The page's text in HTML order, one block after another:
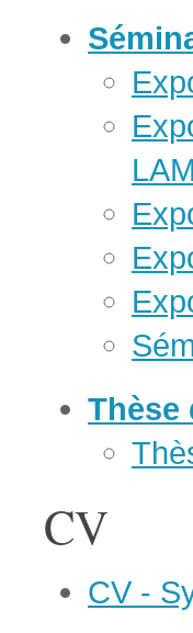
Thèse
CV
CV -